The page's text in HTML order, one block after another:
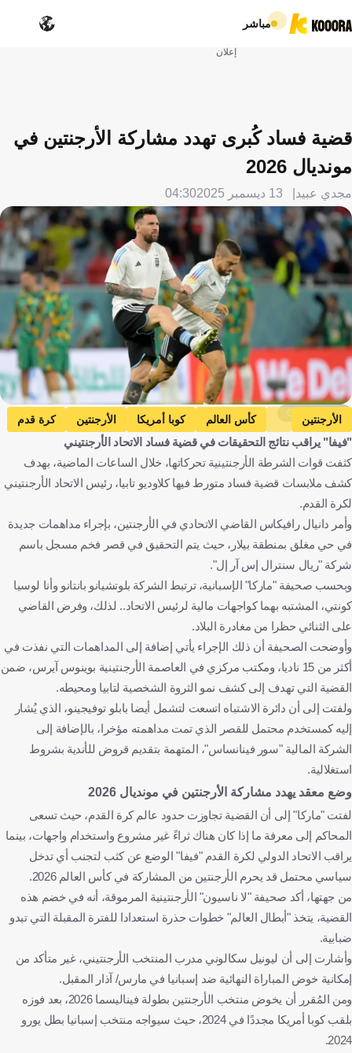
مباشر
إعلان
قضية فساد كُبرى تهدد مشاركة الأرجنتين في
مونديال 2026
مجدي عبيد 13 ديسمبر 2025 04:30
Getty Images
الأرجنتين كأس العالم كوبا أمريكا الأرجنتين كرة قدم
"فيفا" يراقب نتائج التحقيقات في قضية فساد الاتحاد الأرجنتيني
كثفت قوات الشرطة الأرجنتينية تحركاتها، خلال الساعات الماضية، بهدف
كشف ملابسات قضية فساد متورط فيها كلاوديو تابيا، رئيس الاتحاد الأرجنتيني
لكرة القدم.
وأمر دانيال رافيكاس القاضي الاتحادي في الأرجنتين، بإجراء مداهمات جديدة
في حي مغلق بمنطقة بيلار، حيث يتم التحقيق في قصر فخم مسجل باسم
شركة "ريال سنترال إس آر إل".
وبحسب صحيفة "ماركا" الإسبانية، ترتبط الشركة بلوتشيانو بانتانو وأنا لوسيا
كونتي، المشتبه بهما كواجهات مالية لرئيس الاتحاد.. لذلك، وفرض القاضي
على الثنائي حظرا من مغادرة البلاد.
وأوضحت الصحيفة أن ذلك الإجراء يأتي إضافة إلى المداهمات التي نفذت في
أكثر من 15 ناديا، ومكتب مركزي في العاصمة الأرجنتينية بوينوس آيرس، ضمن
القضية التي تهدف إلى كشف نمو الثروة الشخصية لتابيا ومحيطه.
ولفتت إلى أن دائرة الاشتباه اتسعت لتشمل أيضا بابلو توفيجينو، الذي يُشار
إليه كمستخدم محتمل للقصر الذي تمت مداهمته مؤخرا، بالإضافة إلى
الشركة المالية "سور فينانساس"، المتهمة بتقديم قروض للأندية بشروط
استغلالية.
وضع معقد يهدد مشاركة الأرجنتين في مونديال 2026
لفتت "ماركا" إلى أن القضية تجاوزت حدود عالم كرة القدم، حيث تسعى
المحاكم إلى معرفة ما إذا كان هناك ثراءً غير مشروع واستخدام واجهات، بينما
يراقب الاتحاد الدولي لكرة القدم "فيفا" الوضع عن كثب لتجنب أي تدخل
سياسي محتمل قد يحرم الأرجنتين من المشاركة في كأس العالم 2026.
من جهتها، أكد صحيفة "لا ناسيون" الأرجنتينية المرموقة، أنه في خضم هذه
القضية، يتخذ "أبطال العالم" خطوات حذرة استعدادا للفترة المقبلة التي تبدو
ضبابية.
وأشارت إلى أن ليونيل سكالوني مدرب المنتخب الأرجنتيني، غير متأكد من
إمكانية خوض المباراة النهائية ضد إسبانيا في مارس/ آذار المقبل.
ومن المُقرر أن يخوض منتخب الأرجنتين بطولة فيناليسما 2026، بعد فوزه
بلقب كوبا أمريكا مجددًا في 2024، حيث سيواجه منتخب إسبانيا بطل يورو
2024.